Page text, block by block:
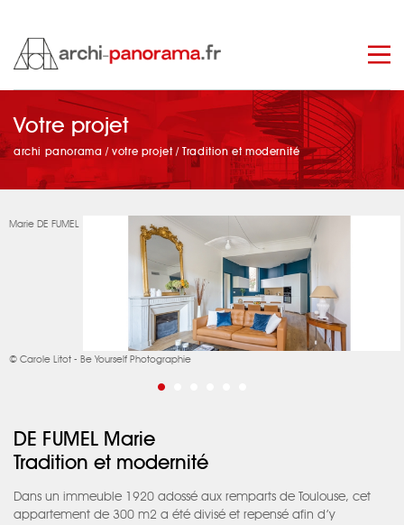
manage_search
Votre projet
archi panorama /votre projet /Tradition et modernité
Marie DE FUMEL
© Carole Litot - Be Yourself Photographie
DE FUMEL Marie
Tradition et modernité
Dans un immeuble 1920 adossé aux remparts de Toulouse, cet
appartement de 300 m2 a été divisé et repensé afin d’y